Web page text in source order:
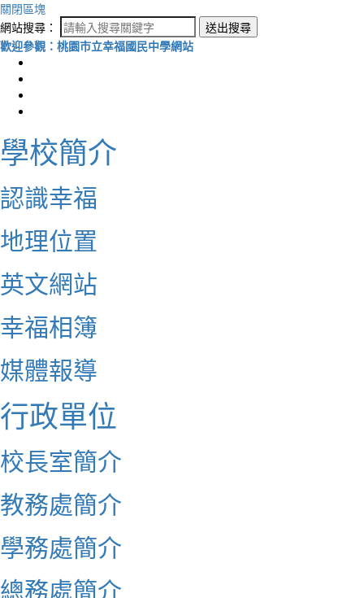
關閉區塊
網站搜尋：
送出搜尋
歡迎參觀：桃園市立幸福國民中學網站
學校簡介
認識幸福
地理位置
英文網站
幸福相簿
媒體報導
行政單位
校長室簡介
教務處簡介
學務處簡介
總務處簡介